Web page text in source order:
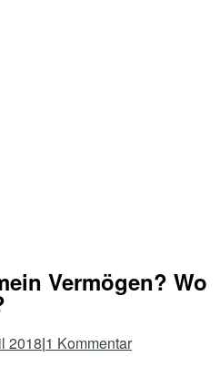
Vermögen? Wo
2018|1 Kommentar